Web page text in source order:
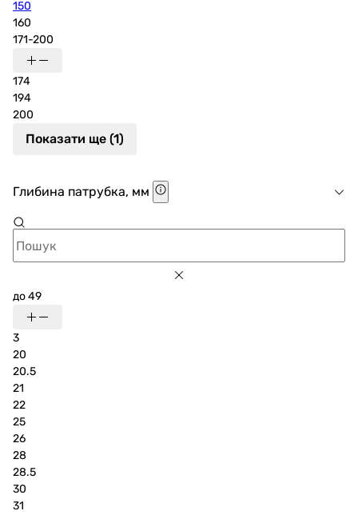
150
160
171-200
174
194
200
Показати ще (1)
Глибина патрубка, мм
до 49
3
20
20.5
21
22
25
26
28
28.5
30
31